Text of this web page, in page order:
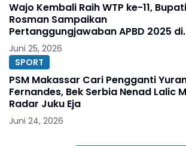
Wajo Kembali Raih WTP ke-11,
Rosman Sampaikan
Pertanggungjawaban APBD 2025 di
DPRD
Juni 25, 2026
SPORT
PSM Makassar Cari Pengganti
Fernandes, Bek Serbia Nenad Lalic
Radar Juku Eja
Juni 24, 2026